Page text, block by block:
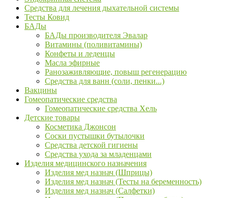
Средства для лечения дыхательной системы
Тесты Ковид
БАДы
БАДы производителя Эвалар
Витамины (поливитамины)
Конфеты и леденцы
Масла эфирные
Ранозаживляющие, повыш регенерацию
Средства для ванн (соли, пенки...)
Вакцины
Гомеопатические средства
Гомеопатические средства Хель
Детские товары
Косметика Джонсон
Соски пустышки бутылочки
Средства детской гигиены
Средства ухода за младенцами
Изделия медицинского назначения
Изделия мед назнач (Шприцы)
Изделия мед назнач (Тесты на беременность)
Изделия мед назнач (Салфетки)